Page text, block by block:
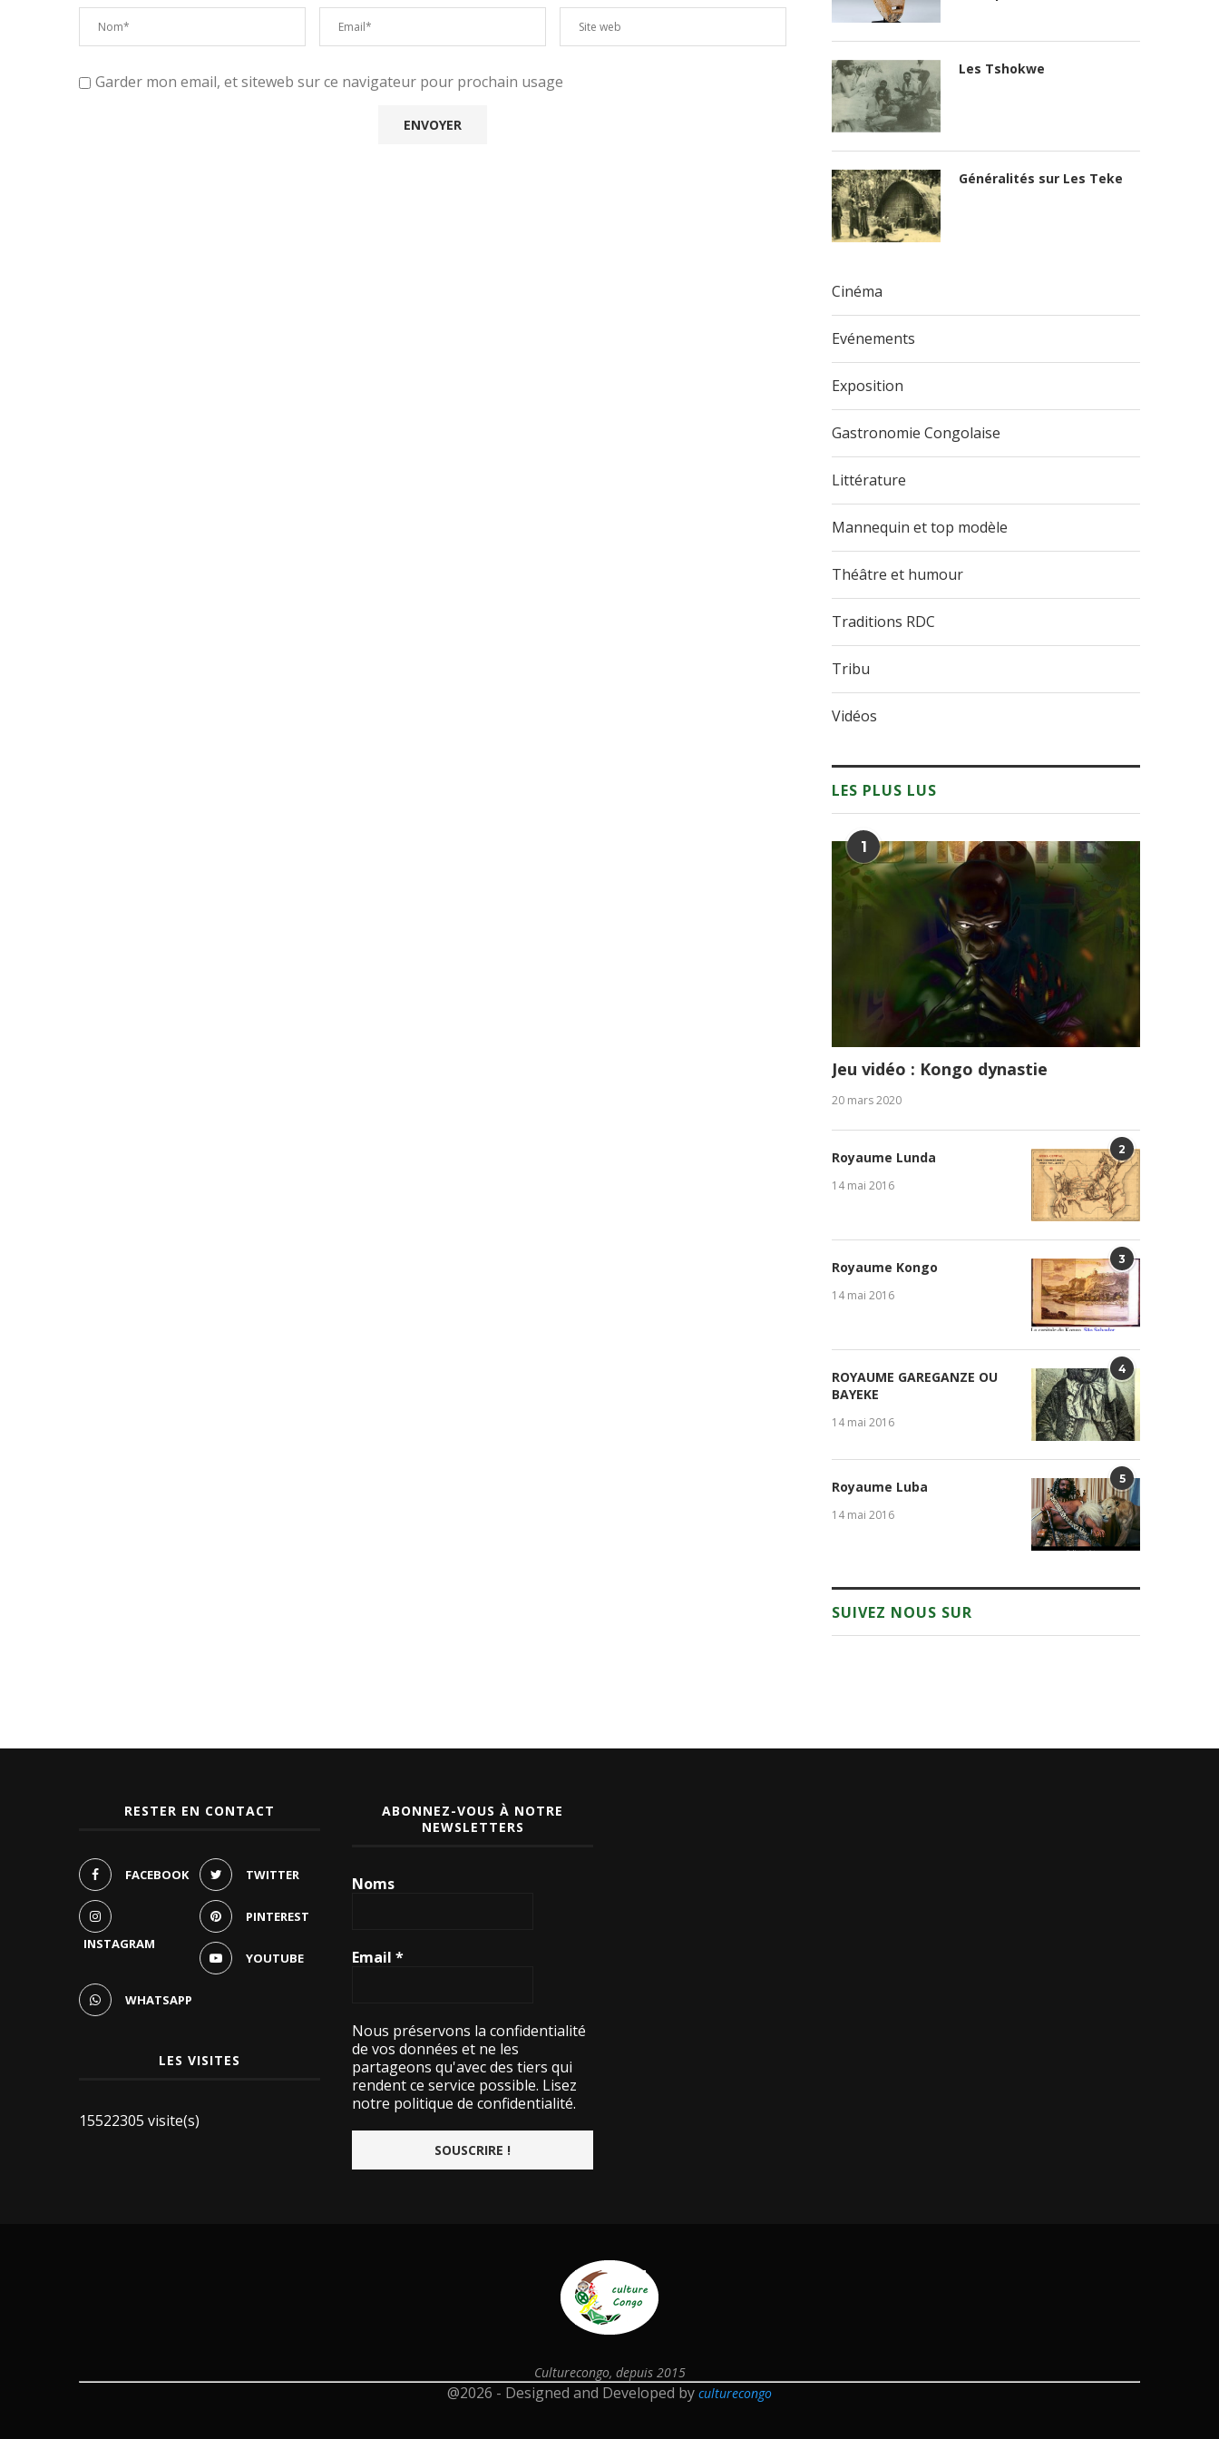
Garder mon email, et siteweb sur ce navigateur pour prochain usage
Les Tshokwe
Généralités sur Les Teke
Cinéma
Evénements
Exposition
Gastronomie Congolaise
Littérature
Mannequin et top modèle
Théâtre et humour
Traditions RDC
Tribu
Vidéos
LES PLUS LUS
1
Jeu vidéo : Kongo dynastie
20 mars 2020
2
Royaume Lunda
14 mai 2016
3
Royaume Kongo
14 mai 2016
4
ROYAUME GAREGANZE OU
BAYEKE
14 mai 2016
5
Royaume Luba
14 mai 2016
SUIVEZ NOUS SUR
RESTER EN CONTACT
FACEBOOK TWITTER
INSTAGRAM
PINTEREST
YOUTUBE
WHATSAPP
LES VISITES
15522305 visite(s)
ABONNEZ-VOUS À NOTRE
NEWSLETTERS
Noms
Email*
Nous préservons la confidentialité
de vos données et ne les
partageons qu'avec des tiers qui
rendent ce service possible. Lisez
notre politique de confidentialité.
Culturecongo, depuis 2015
@2026 - Designed and Developed by culturecongo